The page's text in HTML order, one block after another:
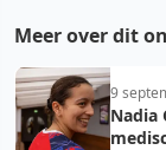
Meer over dit
9
Nadia